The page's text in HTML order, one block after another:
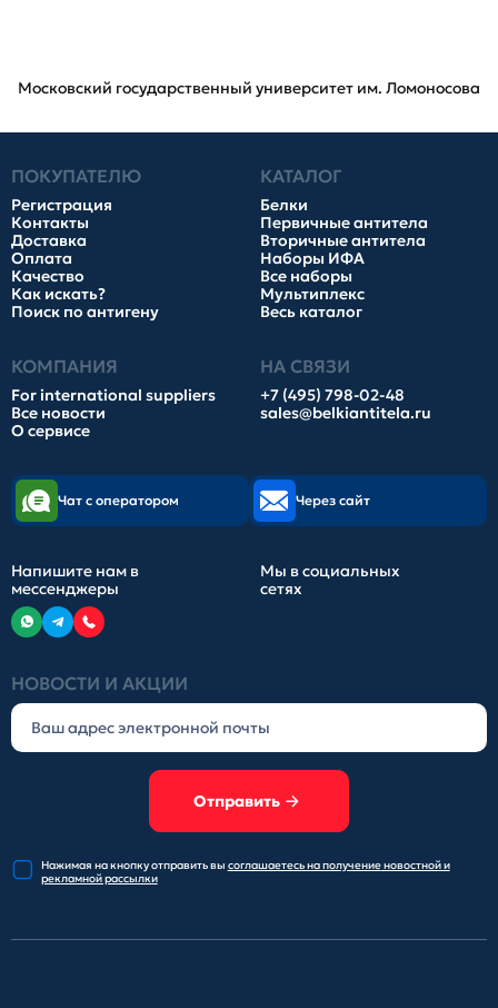
Московский государственный университет им. Ломоносова
ПОКУПАТЕЛЮ
Регистрация
Контакты
Доставка
Оплата
Качество
Как искать?
Поиск по антигену
КАТАЛОГ
Белки
Первичные антитела
Вторичные антитела
Наборы ИФА
Все наборы
Мультиплекс
Весь каталог
КОМПАНИЯ
For international suppliers
Все новости
О сервисе
НА СВЯЗИ
+7 (495) 798-02-48
sales@belkiantitela.ru
НОВОСТИ И АКЦИИ
Отправить
Нажимая на кнопку отправитьвы соглашаетесь на получениеновостной и
рекламной рассылки
Чат с оператором Через сайт
Напишите нам в
мессенджеры
Мы в социальных
сетях